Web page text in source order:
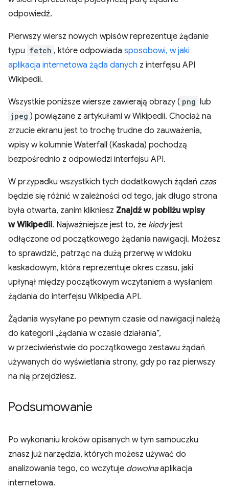
odpowiedź.
Pierwszy wiersz nowych wpisów reprezentuje żądanie
typu fetch , które odpowiada sposobowi, w jaki
aplikacja internetowa żąda danych z interfejsu API
Wikipedii.
Wszystkie poniższe wiersze zawierają obrazy ( png lub
jpeg ) powiązane z artykułami w Wikipedii. Chociaż na
zrzucie ekranu jest to trochę trudne do zauważenia,
wpisy w kolumnie Waterfall (Kaskada) pochodzą
bezpośrednio z odpowiedzi interfejsu API.
W przypadku wszystkich tych dodatkowych żądań czas
będzie się różnić w zależności od tego, jak długo strona
była otwarta, zanim klikniesz Znajdź w pobliżu wpisy
w Wikipedii. Najważniejsze jest to, że kiedyjest
odłączone od początkowego żądania nawigacji. Możesz
to sprawdzić, patrząc na dużą przerwę w widoku
kaskadowym, która reprezentuje okres czasu, jaki
upłynął między początkowym wczytaniem a wysłaniem
żądania do interfejsu Wikipedia API.
Żądania wysyłane po pewnym czasie od nawigacji należą
do kategorii „żądania w czasie działania”,
w przeciwieństwie do początkowego zestawu żądań
używanych do wyświetlania strony, gdy po raz pierwszy
na nią przejdziesz.
Podsumowanie
Po wykonaniu kroków opisanych w tym samouczku
znasz już narzędzia, których możesz używać do
analizowania tego, co wczytuje dowolnaaplikacja
internetowa.